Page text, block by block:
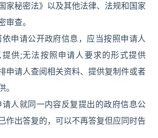
家秘密法》以及其他法律、法规和国家
审查。
申请公开政府信息，应当按照申请人
供;无法按照申请人要求的形式提供
申请人查阅相关资料、提供复制件或者
人就同一内容反复提出的政府信息公
作出答复的，可以不再答复但应同时告